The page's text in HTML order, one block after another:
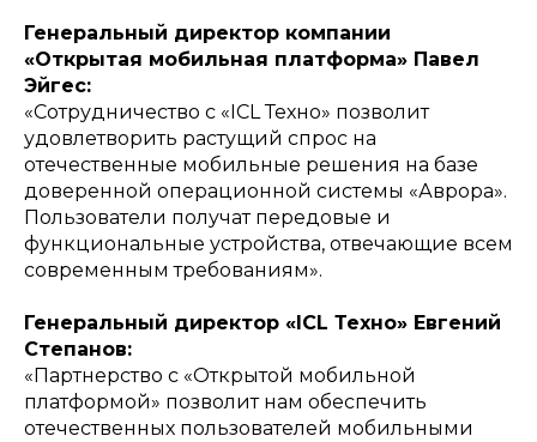
Генеральный директор компании
«Открытая мобильная платформа» Павел
Эйгес:
«Сотрудничество с «ICL Техно» позволит
удовлетворить растущий спрос на
отечественные мобильные решения на базе
доверенной операционной системы «Аврора».
Пользователи получат передовые и
функциональные устройства, отвечающие всем
современным требованиям».
Генеральный директор «ICL Техно» Евгений
Степанов:
«Партнерство с «Открытой мобильной
платформой» позволит нам обеспечить
отечественных пользователей мобильными